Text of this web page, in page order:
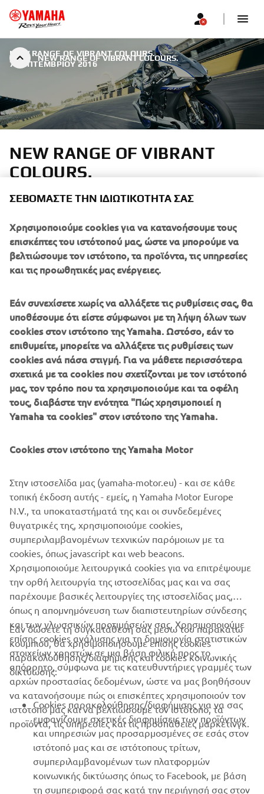
NEW RANGE OF VIBRANT COLOURS.
NEW RANGE OF VIBRANT COLOURS. |
7 ΣΕΠΤΕΜΒΡΊΟΥ 2016
NEW RANGE OF VIBRANT
COLOURS.
2016 has been another highly successful year for the
underlined its position as the leading manufacturer in the
European motorcycle market.
For 2017 the limited edition YZF-R1M will once again be
available exclusively via an online ordering system that
goes live on October 11th 2016. Customers are advised
place their reservations as soon as possible in order to
secure this exclusive limited edition track and race bike,
which also entitles owners to a place on the 2017 Yamaha
Racing Experience.
Over the last 2 years the Yamaha line up has seen the
that have really caught the imagination of today's riders,
new colours.
Please click on the link to see full details of the YZF-R1M
online application process, as well as the full range of
colour options for Yamaha's 2017Supersport
Naked,Sport Heritage,Adventure andSport Touring
models.
ΕΤΑΙΡΕΊΑ
B2B
ΠΕΡΙΣΣΌΤΕΡΑ YAMAHA
SUPPORT
ΕΝΗΜΕΡΩΤΙΚΟ ΔΕΛΤΙΟ
Χρησιμοποιούμε cookies για να κατανοήσουμε τους
επισκέπτες του ιστότοπού μας, ώστε να μπορούμε να
βελτιώσουμε τον ιστότοπο, τα προϊόντα, τις υπηρεσίες
και τις προωθητικές μας ενέργειες.
Εάν συνεχίσετε χωρίς να αλλάξετε τις ρυθμίσεις σας, θα
υποθέσουμε ότι είστε σύμφωνοι με τη λήψη όλων των
cookies στον ιστότοπο της Yamaha. Ωστόσο, εάν το
επιθυμείτε, μπορείτε να αλλάξετε τις ρυθμίσεις των
cookies ανά πάσα στιγμή. Για να μάθετε περισσότερα
σχετικά με τα cookies που σχετίζονται με τον ιστότοπό
μας, τον τρόπο που τα χρησιμοποιούμε και τα οφέλη
τους, διαβάστε την ενότητα "Πώς χρησιμοποιεί η
Yamaha τα cookies" στον ιστότοπο της Yamaha.
Cookies στον ιστότοπο της Yamaha Motor
τοπική έκδοση αυτής - εμείς, η Yamaha Motor Europe
N.V., τα υποκαταστήματά της και οι συνδεδεμένες
θυγατρικές της, χρησιμοποιούμε cookies,
συμπεριλαμβανομένων τεχνικών παρόμοιων με τα
cookies, όπως javascript και web beacons.
Χρησιμοποιούμε λειτουργικά cookies για να επιτρέψουμε
την ορθή λειτουργία της ιστοσελίδας μας και να σας
παρέχουμε βασικές λειτουργίες της ιστοσελίδας μας,
όπως η απομνημόνευση των διαπιστευτηρίων σύνδεσης
και των γλωσσικών προτιμήσεών σας. Χρησιμοποιούμε
επίσης cookies ανάλυσης για τη δημιουργία στατιστικών
στοιχείων χρηστών σε μια βάση φιλική προς το
απόρρητο, σύμφωνα με τις κατευθυντήριες γραμμές των
αρχών προστασίας δεδομένων, ώστε να μας βοηθήσουν
να κατανοήσουμε πώς οι επισκέπτες χρησιμοποιούν τον
ιστότοπό μας και να βελτιώσουμε τον ιστότοπο, τα
προϊόντα, τις υπηρεσίες και τις προσπάθειες μάρκετινγκ.
Εάν δώσετε τη συγκατάθεσή σας μέσω του παρακάτω
κουμπιού, θα χρησιμοποιήσουμε επίσης cookies
παρακολούθησης/διαφήμισης και cookies κοινωνικής
δικτύωσης:
Cookies παρακολούθησης/διαφήμισης για να σας
εμφανίζουμε σχετικές διαφημίσεις των προϊόντων
και υπηρεσιών μας προσαρμοσμένες σε εσάς στον
ιστότοπό μας και σε ιστότοπους τρίτων,
συμπεριλαμβανομένων των πλατφορμών
κοινωνικής δικτύωσης όπως το Facebook, με βάση
τη συμπεριφορά σας κατά την περιήγησή σας στον